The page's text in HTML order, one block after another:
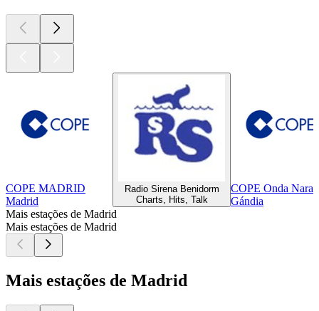
COPE MADRID
Madrid
Radio Sirena Benidorm
Charts, Hits, Talk
COPE Onda
Gándia
Mais estações de Madrid
Mais estações de Madrid
Mais estações de Madrid